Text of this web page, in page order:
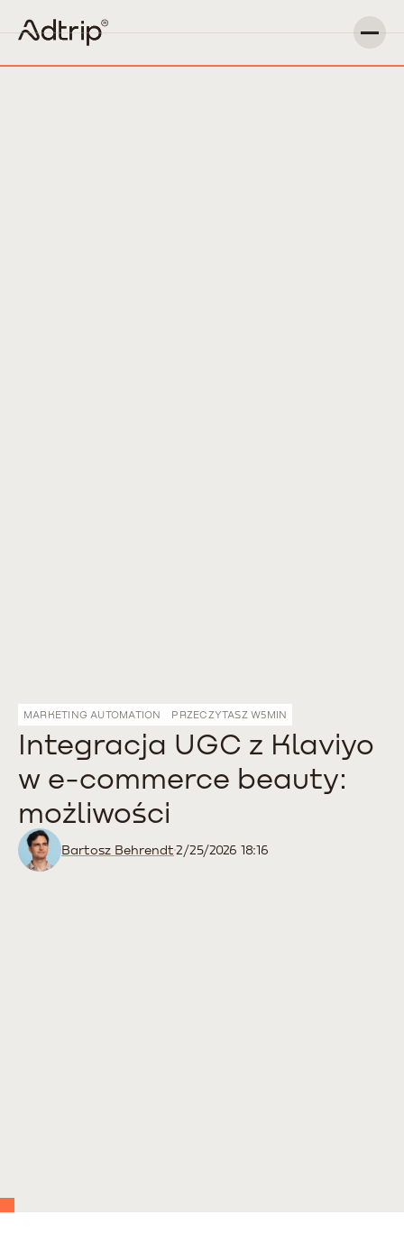
MARKETING AUTOMATION PRZECZYTASZ W5MIN
Integracja UGC z Klaviyo
w e-commerce beauty:
możliwości
Bartosz Behrendt2/25/2026 18:16